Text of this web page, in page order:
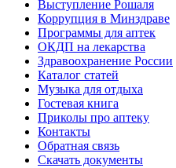
Выступление Рошаля
Коррупция в Минздраве
Программы для аптек
ОКДП на лекарства
Здравоохранение России
Каталог статей
Музыка для отдыха
Гостевая книга
Приколы про аптеку
Контакты
Обратная связь
Скачать документы